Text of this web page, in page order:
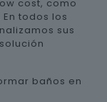
cost, como
todos los
sus
baños en